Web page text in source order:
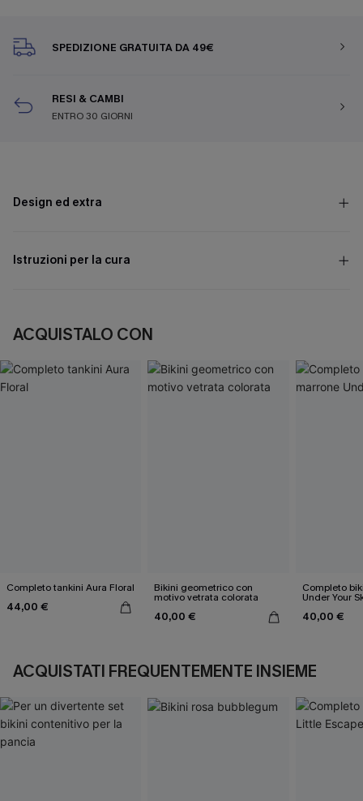
SPEDIZIONE GRATUITA DA 49€
RESI & CAMBI
ENTRO 30 GIORNI
Design ed extra
Istruzioni per la cura
ACQUISTALO CON
Completo tankini Aura Floral
44,00 €
Bikini geometrico con
motivo vetrata colorata
40,00 €
Completo
Under Your
40,00 €
ACQUISTATI FREQUENTEMENTE INSIEME